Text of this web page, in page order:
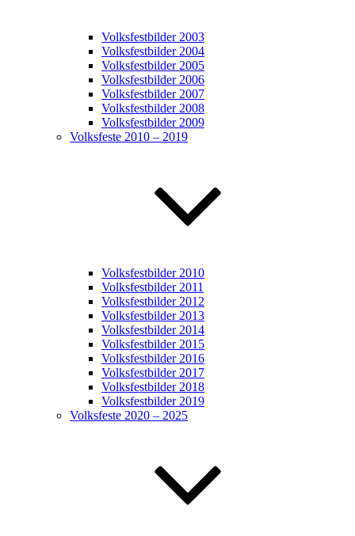
Volksfestbilder 2003
Volksfestbilder 2004
Volksfestbilder 2005
Volksfestbilder 2006
Volksfestbilder 2007
Volksfestbilder 2008
Volksfestbilder 2009
Volksfeste 2010 – 2019
Volksfestbilder 2010
Volksfestbilder 2011
Volksfestbilder 2012
Volksfestbilder 2013
Volksfestbilder 2014
Volksfestbilder 2015
Volksfestbilder 2016
Volksfestbilder 2017
Volksfestbilder 2018
Volksfestbilder 2019
Volksfeste 2020 – 2025